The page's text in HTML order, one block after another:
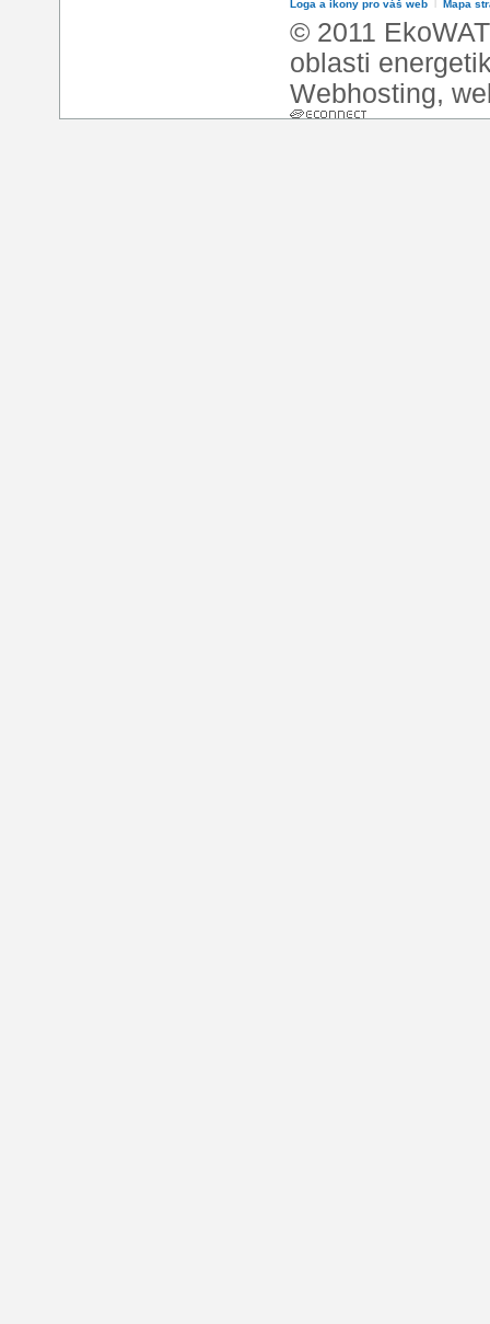
Loga a ikony pro váš web Mapa
© 2011
oblasti
Webhosting,